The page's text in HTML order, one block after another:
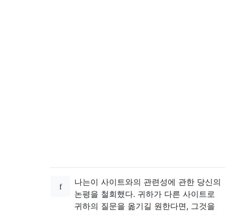
나는이 사이트와의 관련성에 관한 당신의
논평을 철회했다. 귀하가 다른 사이트로
귀하의 질문을 옮기길 원한다면, 그것을